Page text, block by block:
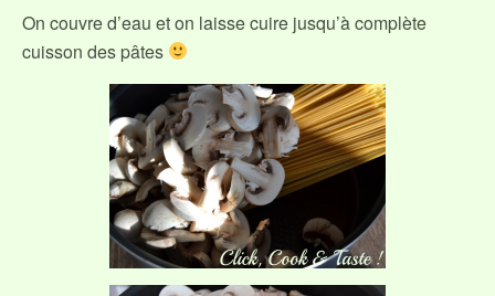
On couvre d’eau et on laisse cuire jusqu’à complète
cuisson des pâtes